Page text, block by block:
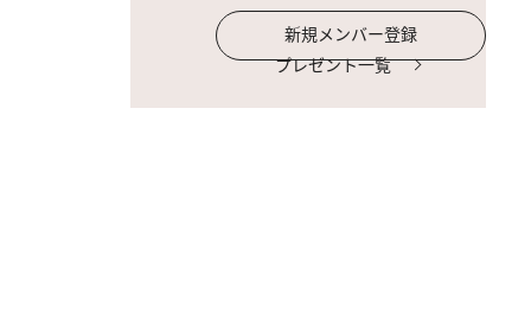
新規メンバー登録
プレゼント一覧